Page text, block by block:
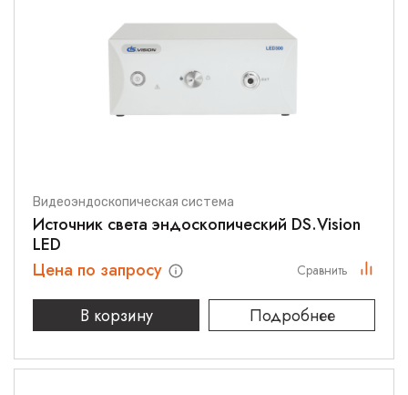
Видеоэндоскопическая система
Источник света эндоскопический DS.Vision
LED
Цена по запросу
В корзину
Подробнее
Сравнить